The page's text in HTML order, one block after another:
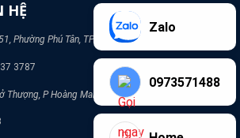
HỆ
Phường Phú Tân, TP Bình Dương
3787
Thượng, P Hoàng Mai, TP Hà Nội
Zalo
0973571488